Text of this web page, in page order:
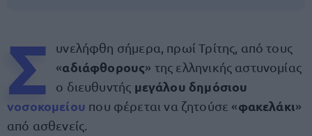
Σ
υνελήφθη σήμερα, πρωί Τρίτης, από τους
«αδιάφθορους» της ελληνικής αστυνομίας
ο διευθυντής μεγάλου δημόσιου
νοσοκομείου που φέρεται να ζητούσε «φακελάκι»
από ασθενείς.